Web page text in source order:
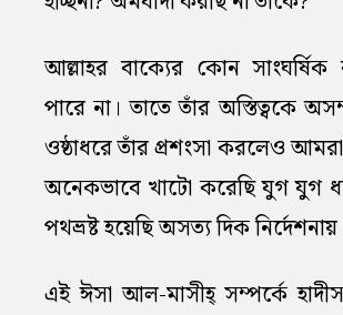
আল্লাহর বাক্যের কোন
পারে না। তাতে তাঁর অস্তিত্বকে
ওষ্ঠাধরে তাঁর প্রশংসা করলেও
অনেকভাবে খাটো করেছি যুগ যুগ
পথভ্রষ্ট হয়েছি অসত্য দিক
এই ঈসা আল-মাসীহ্‌ সম্পর্কে